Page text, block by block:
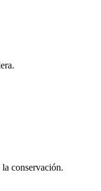
conservación.